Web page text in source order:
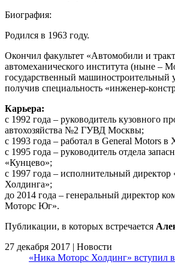
Биография:
Родился в 1963 году.
Окончил факультет «Автомобили и
автомеханического института (ныне –
государственный машиностроительный
получив специальность «инженер-
Карьера:
с 1992 года – руководитель кузовного
автохозяйства №2 ГУВД Москвы;
с 1993 года – работал в General Motors
с 1995 года – руководитель отдела
«Кунцево»;
с 1997 года – исполнительный
Холдинга»;
до 2014 года – генеральный директор
Моторс Юг».
Публикации, в которых встречается
27 декабря 2017 | Новости
«Ника Моторс Холдинг» вступил